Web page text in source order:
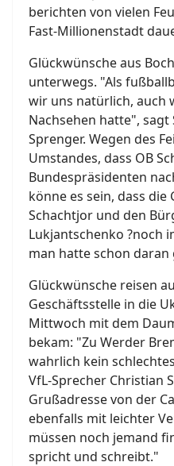
berichten von vielen
Fast-Millionenstadt
Glückwünsche aus
unterwegs. "Als
wir uns natürlich, auch
Nachsehen hatte",
Sprenger. Wegen des
Umstandes, dass OB
Bundespräsidenten
könne es sein, dass
Schachtjor und den
Lukjantschenko ?noch
man hatte schon daran
Glückwünsche reisen
Geschäftsstelle in die
Mittwoch mit dem
bekam: "Zu Werder
wahrlich kein
VfL-Sprecher Christian
Grußadresse von der
ebenfalls mit leichter
müssen noch jemand
spricht und schreibt."